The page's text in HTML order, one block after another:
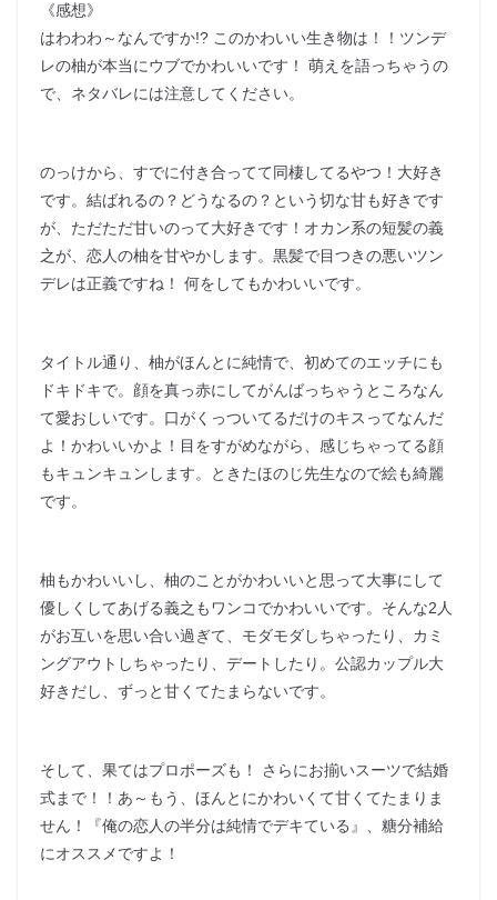
《感想》
はわわわ～なんですか!? このかわいい生き物は！！ツンデ
レの柚が本当にウブでかわいいです！ 萌えを語っちゃうの
で、ネタバレには注意してください。
のっけから、すでに付き合ってて同棲してるやつ！大好き
です。結ばれるの？どうなるの？という切な甘も好きです
が、ただただ甘いのって大好きです！オカン系の短髪の義
之が、恋人の柚を甘やかします。黒髪で目つきの悪いツン
デレは正義ですね！ 何をしてもかわいいです。
タイトル通り、柚がほんとに純情で、初めてのエッチにも
ドキドキで。顔を真っ赤にしてがんばっちゃうところなん
て愛おしいです。口がくっついてるだけのキスってなんだ
よ！かわいいかよ！目をすがめながら、感じちゃってる顔
もキュンキュンします。ときたほのじ先生なので絵も綺麗
です。
柚もかわいいし、柚のことがかわいいと思って大事にして
優しくしてあげる義之もワンコでかわいいです。そんな2人
がお互いを思い合い過ぎて、モダモダしちゃったり、カミ
ングアウトしちゃったり、デートしたり。公認カップル大
好きだし、ずっと甘くてたまらないです。
そして、果てはプロポーズも！ さらにお揃いスーツで結婚
式まで！！あ～もう、ほんとにかわいくて甘くてたまりま
せん！『俺の恋人の半分は純情でデキている』、糖分補給
にオススメですよ！